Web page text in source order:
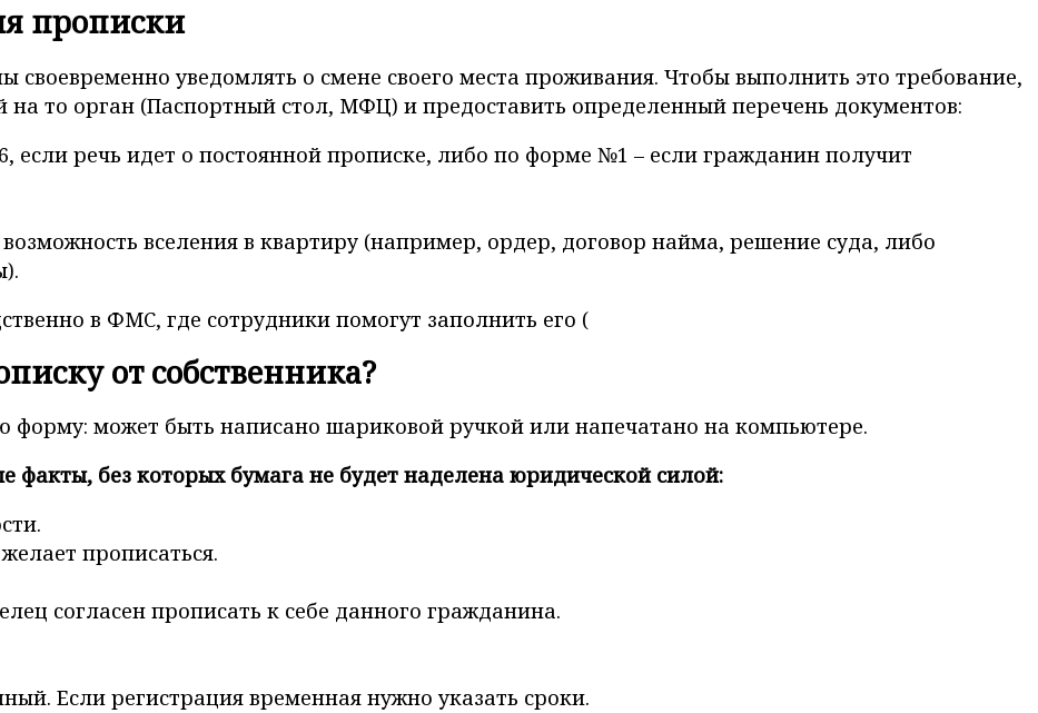
прописки
своевременно уведомлять о смене своего места проживания. Чтобы выполнить это требование,
то орган (Паспортный стол, МФЦ) и предоставить определенный перечень документов:
если речь идет о постоянной прописке, либо по форме №1 – если гражданин получит
вселения в квартиру (например, ордер, договор найма, решение суда, либо
в ФМС, где сотрудники помогут заполнить его (
от собственника?
форму: может быть написано шариковой ручкой или напечатано на компьютере.
факты, без которых бумага не будет наделена юридической силой:
прописаться.
согласен прописать к себе данного гражданина.
Если регистрация временная нужно указать сроки.